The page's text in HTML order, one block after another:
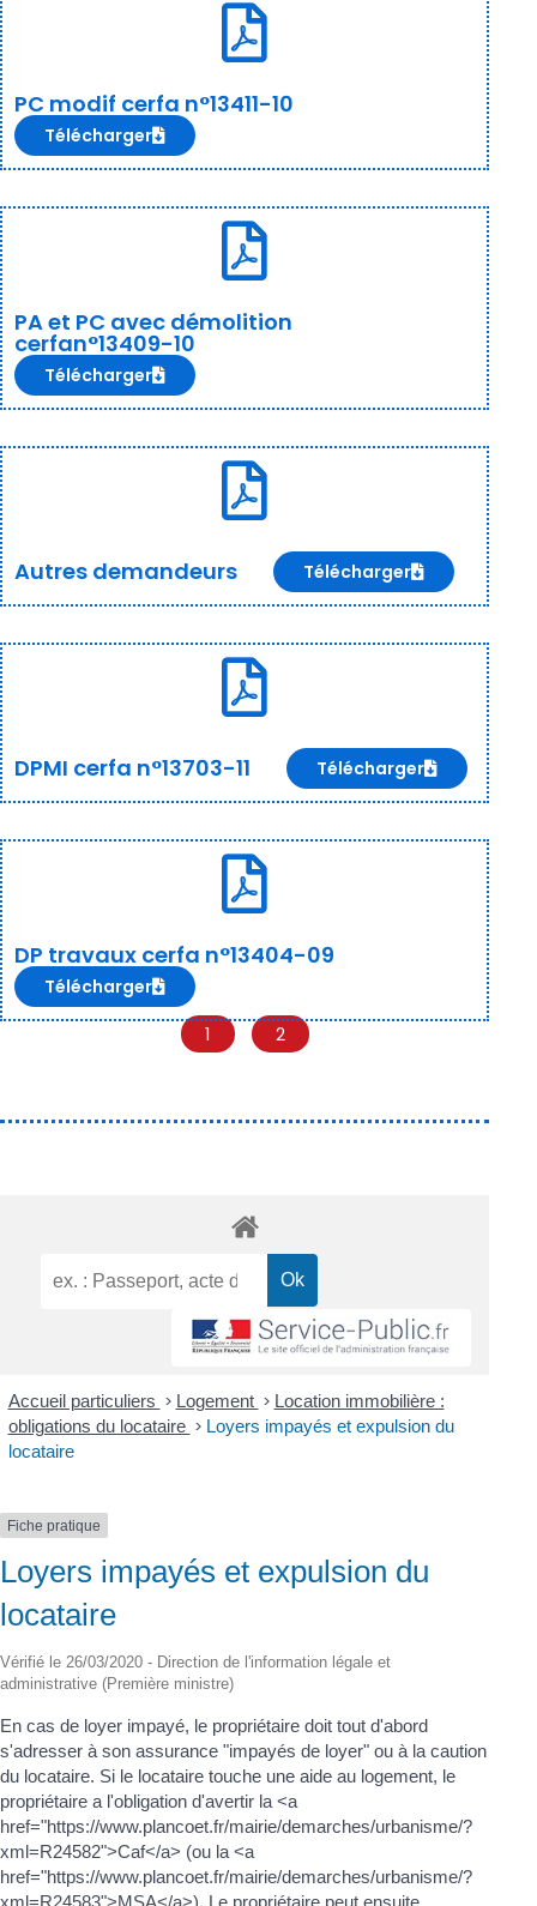
PC modif cerfa n°13411-10
Télécharger
PA et PC avec démolition
cerfan°13409-10
Télécharger
Autres demandeurs Télécharger
DPMI cerfa n°13703-11 Télécharger
DP travaux cerfa n°13404-09
Télécharger
1 2
Accueil particuliers > Logement > Location immobilière :
obligations du locataire > Loyers impayés et expulsion du
locataire
Fiche pratique
Loyers impayés et expulsion du
locataire
Vérifié le 26/03/2020 - Direction de l'information légale et
administrative (Première ministre)
En cas de loyer impayé, le propriétaire doit tout d'abord
s'adresser à son assurance "impayés de loyer" ou à la caution
du locataire. Si le locataire touche une aide au logement, le
propriétaire a l'obligation d'avertir la <a
href="https://www.plancoet.fr/mairie/demarches/urbanisme/?
xml=R24582">Caf</a> (ou la <a
href="https://www.plancoet.fr/mairie/demarches/urbanisme/?
xml=R24583">MSA</a>). Le propriétaire peut ensuite